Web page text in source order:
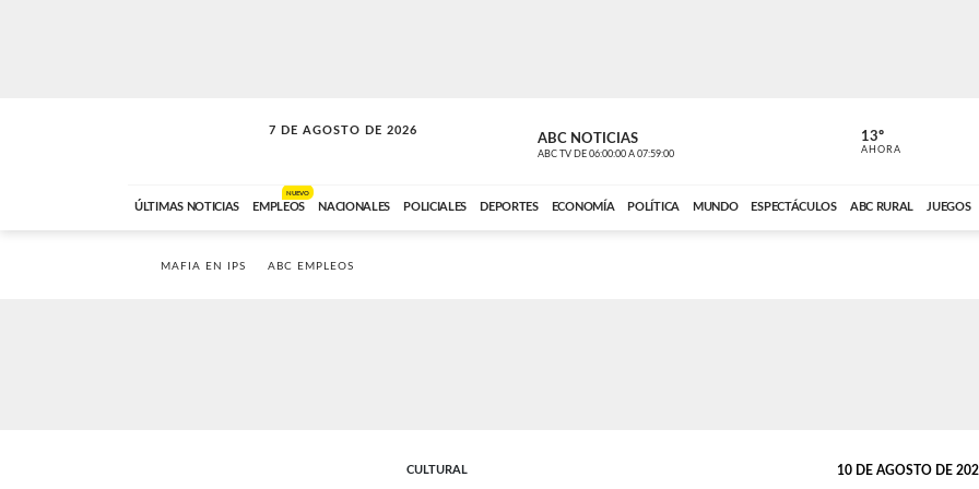
7 DE AGOSTO DE 2026
LA INCONDICIONAL ABC NOTICIAS
ABC TV DE 06:00:00 A 07:59:00 ABC CARDINAL
13º
AHORA
ÚLTIMAS NOTICIAS EMPLEOS
NUEVO
NACIONALES POLICIALES DEPORTES ECONOMÍA POLÍTICA MUNDO ESPECTÁCULOS ABC RURAL JUEGOS
MAFIA EN IPS ABC EMPLEOS
CULTURAL 10 DE AGOSTO DE